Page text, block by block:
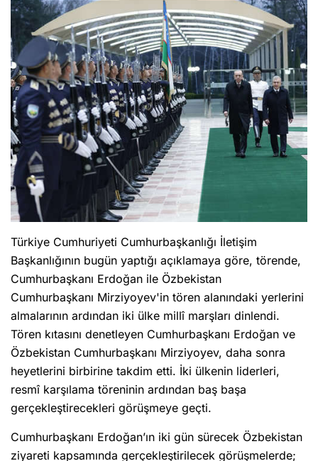
Türkiye Cumhuriyeti Cumhurbaşkanlığı İletişim
Başkanlığının bugün yaptığı açıklamaya göre, törende,
Cumhurbaşkanı Erdoğan ile Özbekistan
Cumhurbaşkanı Mirziyoyev'in tören alanındaki yerlerini
almalarının ardından iki ülke millî marşları dinlendi.
Tören kıtasını denetleyen Cumhurbaşkanı Erdoğan ve
Özbekistan Cumhurbaşkanı Mirziyoyev, daha sonra
heyetlerini birbirine takdim etti. İki ülkenin liderleri,
resmî karşılama töreninin ardından baş başa
gerçekleştirecekleri görüşmeye geçti.
Cumhurbaşkanı Erdoğan’ın iki gün sürecek Özbekistan
ziyareti kapsamında gerçekleştirilecek görüşmelerde;